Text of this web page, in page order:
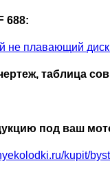
688:
не плавающий
таблица
под ваш
kupit/